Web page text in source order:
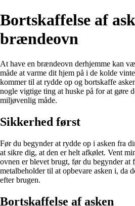
Bortskaffelse af
brændeovn
At have en brændeovn derhjemme kan
måde at varme dit hjem på i de kolde
kommer til at rydde op og bortskaffe
nogle vigtige ting at huske på for at gøre
miljøvenlig måde.
Sikkerhed først
Før du begynder at rydde op i asken fra
at sikre dig, at den er helt afkølet. Vent
ovnen er blevet brugt, før du begynder at
metalbeholder til at opbevare asken i, da
efter brugen.
Bortskaffelse af asken